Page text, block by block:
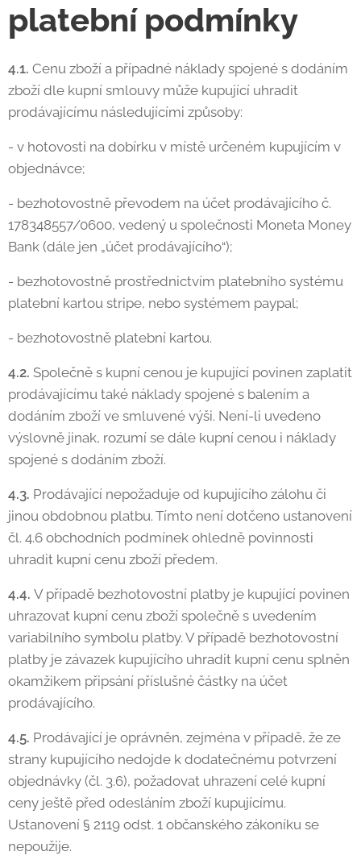
platební podmínky
4.1. Cenu zboží a případné náklady spojené s dodáním
zboží dle kupní smlouvy může kupující uhradit
prodávajícímu následujícími způsoby:
- v hotovosti na dobírku v místě určeném kupujícím v
objednávce;
- bezhotovostně převodem na účet prodávajícího č.
178348557/0600, vedený u společnosti Moneta Money
Bank (dále jen „účet prodávajícího“);
- bezhotovostně prostřednictvím platebního systému
platební kartou stripe, nebo systémem paypal;
- bezhotovostně platební kartou.
4.2. Společně s kupní cenou je kupující povinen zaplatit
prodávajícímu také náklady spojené s balením a
dodáním zboží ve smluvené výši. Není-li uvedeno
výslovně jinak, rozumí se dále kupní cenou i náklady
spojené s dodáním zboží.
4.3. Prodávající nepožaduje od kupujícího zálohu či
jinou obdobnou platbu. Tímto není dotčeno ustanovení
čl. 4.6 obchodních podmínek ohledně povinnosti
uhradit kupní cenu zboží předem.
4.4. V případě bezhotovostní platby je kupující povinen
uhrazovat kupní cenu zboží společně s uvedením
variabilního symbolu platby. V případě bezhotovostní
platby je závazek kupujícího uhradit kupní cenu splněn
okamžikem připsání příslušné částky na účet
prodávajícího.
4.5. Prodávající je oprávněn, zejména v případě, že ze
strany kupujícího nedojde k dodatečnému potvrzení
objednávky (čl. 3.6), požadovat uhrazení celé kupní
ceny ještě před odesláním zboží kupujícímu.
Ustanovení § 2119 odst. 1 občanského zákoníku se
nepoužije.